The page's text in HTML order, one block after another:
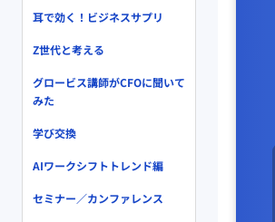
耳で効く！ビジネスサプリ
Z世代と考える
グロービス講師がCFOに聞いて
みた
学び交換
AIワークシフトトレンド編
セミナー／カンファレンス